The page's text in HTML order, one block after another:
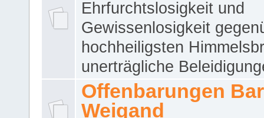
Ehrfurchtslosigkeit und
Gewissenlosigkeit
hochheiligsten
unerträgliche
Offenbarungen
Weigand